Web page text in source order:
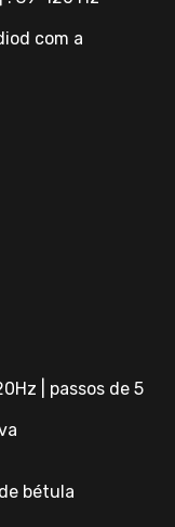
com a
| passos de 5
bétula